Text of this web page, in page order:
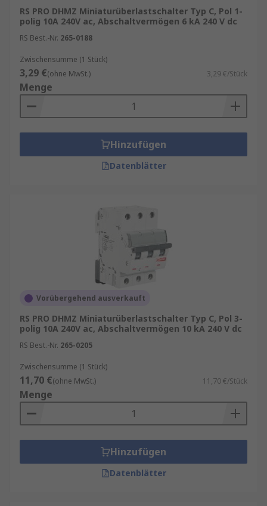
RS PRO DHMZ Miniaturüberlastschalter Typ C, Pol 1-
polig 10A 240V ac, Abschaltvermögen 6 kA 240 V dc
RS Best.-Nr. 265-0188
Zwischensumme (1 Stück)
3,29 €(ohne MwSt.) 3,29 €/Stück
Menge
Hinzufügen
Datenblätter
Vorübergehend ausverkauft
RS PRO DHMZ Miniaturüberlastschalter Typ C, Pol 3-
polig 10A 240V ac, Abschaltvermögen 10 kA 240 V dc
RS Best.-Nr. 265-0205
Zwischensumme (1 Stück)
11,70 €(ohne MwSt.) 11,70 €/Stück
Menge
Hinzufügen
Datenblätter